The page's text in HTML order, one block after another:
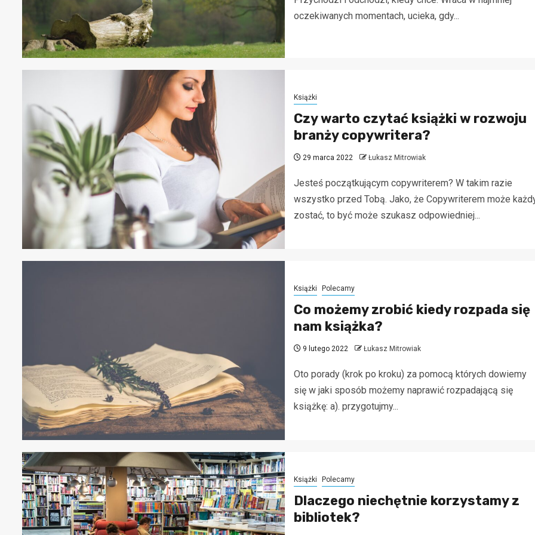
oczekiwanych momentach, ucieka, gdy...
Książki
Czy warto czytać książki w rozwoju
branży copywritera?
29 marca 2022 Łukasz Mitrowiak
Jesteś początkującym copywriterem? W takim razie
wszystko przed Tobą. Jako, że Copywriterem może
zostać, to być może szukasz odpowiedniej...
Książki Polecamy
Co możemy zrobić kiedy rozpada się
nam książka?
9 lutego 2022 Łukasz Mitrowiak
Oto porady (krok po kroku) za pomocą których dowiemy
się w jaki sposób możemy naprawić rozpadającą się
książkę: a). przygotujmy...
Książki Polecamy
Dlaczego niechętnie korzystamy z
bibliotek?